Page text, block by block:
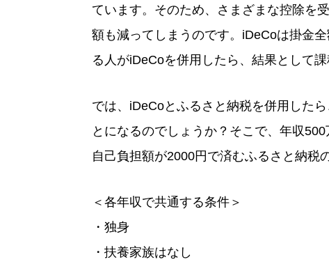
ています。そのため、さまざまな控除を
額も減ってしまうのです。iDeCoは掛金
る人がiDeCoを併用したら、結果として
では、iDeCoとふるさと納税を併用した
とになるのでしょうか？そこで、年収
自己負担額が2000円で済むふるさと納税
＜各年収で共通する条件＞
・独身
・扶養家族はなし